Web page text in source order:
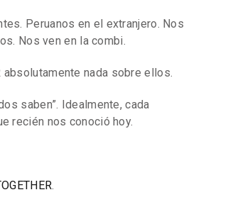
Peruanos en el extranjero. Nos
Nos ven en la combi.
absolutamente nada sobre ellos.
saben”. Idealmente, cada
recién nos conoció hoy.
.